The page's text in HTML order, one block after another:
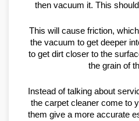
then vacuum it. This
This will cause friction,
the vacuum to get deeper
to get dirt closer to the
the grain of
Instead of talking about
the carpet cleaner come to
them give a more accurate